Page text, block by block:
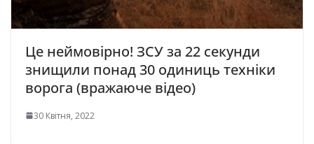
Це неймовірно! ЗСУ за 22 секунди
знищили понад 30 одиниць техніки
ворога (вражаюче відео)
30 Квітня, 2022